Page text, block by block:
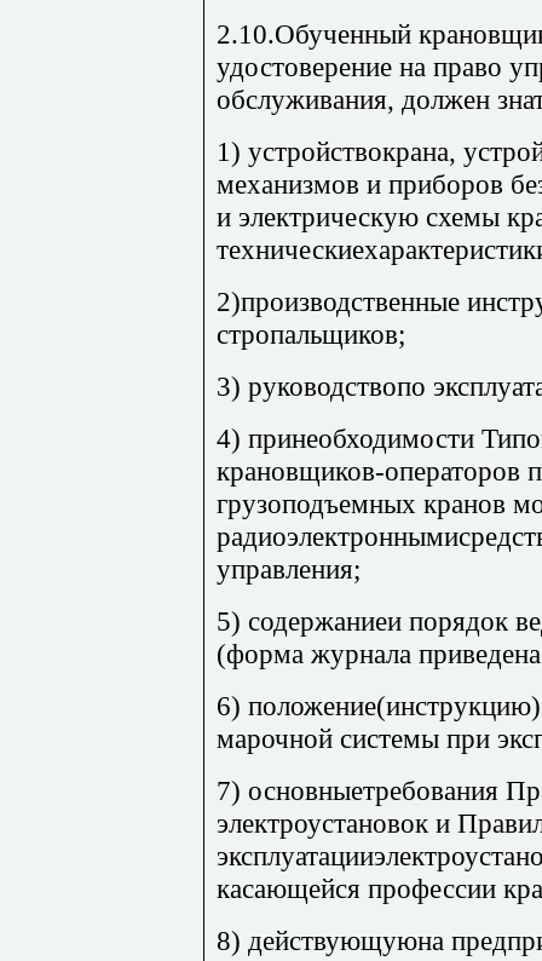
2.10.Обученный
удостоверение на право
обслуживания, должен
1) устройствокрана,
механизмов и приборов
и электрическую схемы
2)производственные
стропальщиков;
3) руководствопо
4) принеобходимости
крановщиков-операторов
грузоподъемных кранов
управления;
5) содержаниеи порядок
(форма журнала
6)
марочной системы при
7) основныетребования
электроустановок и
касающейся профессии
8) действующуюна